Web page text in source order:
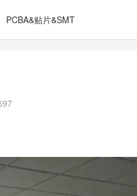
PCBA&贴片&SMT